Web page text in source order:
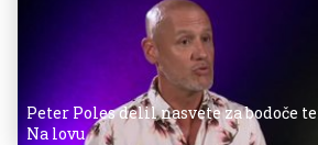
Peter Poles delil nasvete za bodoče
Na lovu